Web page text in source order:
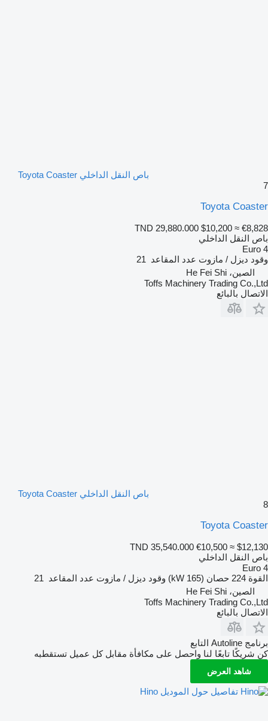
باص النقل الداخلي Toyota Coaster
7
Toyota Coaster
TND 29,880.000 $10,200 ≈ €8,828
باص النقل الداخلي
Euro 4
وقود ديزل / مازوت عدد المقاعد 21
الصين، He Fei Shi
Toffs Machinery Trading Co.,Ltd
الاتصال بالبائع
باص النقل الداخلي Toyota Coaster
8
Toyota Coaster
TND 35,540.000 €10,500 ≈ $12,130
باص النقل الداخلي
Euro 4
القوة 224 حصان (165 kW) وقود ديزل / مازوت عدد المقاعد 21
الصين، He Fei Shi
Toffs Machinery Trading Co.,Ltd
الاتصال بالبائع
برنامج Autoline التابع
كن شريكًا تابعًا لنا واحصل على مكافأة مقابل كل عميل تستقطبه
شاهد العرض
تفاصيل حول الموديل Hino